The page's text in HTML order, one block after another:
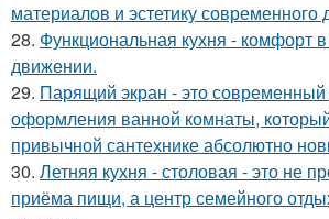
материалов и эстетику современного
28. Функциональная кухня - комфорт
движении.
29. Парящий экран - это
оформления ванной комнаты,
привычной сантехнике абсолютно
30. Летняя кухня - столовая - это не
приёма пищи, а центр семейного